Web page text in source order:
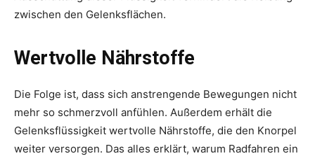
zwischen den Gelenksflächen.
Wertvolle Nährstoffe
Die Folge ist, dass sich anstrengende Bewegungen nicht
mehr so schmerzvoll anfühlen. Außerdem erhält die
Gelenksflüssigkeit wertvolle Nährstoffe, die den Knorpel
weiter versorgen. Das alles erklärt, warum Radfahren ein